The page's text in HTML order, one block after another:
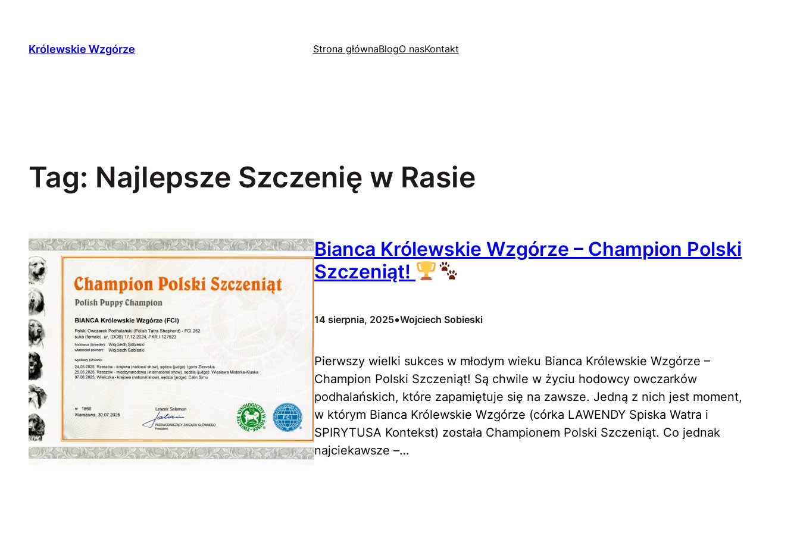
treściKrólewskie Wzgórze Strona głównaBlogO nasKontakt
Tag: Najlepsze Szczenię w Rasie
Bianca Królewskie Wzgórze – Champion Polski
Szczeniąt!
14 sierpnia, 2025•Wojciech Sobieski
Pierwszy wielki sukces w młodym wieku Bianca Królewskie Wzgórze –
Champion Polski Szczeniąt! Są chwile w życiu hodowcy owczarków
podhalańskich, które zapamiętuje się na zawsze. Jedną z nich jest moment,
w którym Bianca Królewskie Wzgórze (córka LAWENDY Spiska Watra i
SPIRYTUSA Kontekst) została Championem Polski Szczeniąt. Co jednak
najciekawsze –…